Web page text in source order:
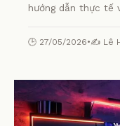
hướng dẫn thực tế
chuyên gia.
🕒 27/05/2026•✍️ Lê